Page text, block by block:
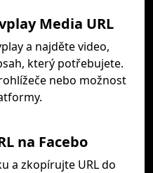
Media URL
a najděte video,
který potřebujete.
nebo možnost
na Facebo
a zkopírujte URL do